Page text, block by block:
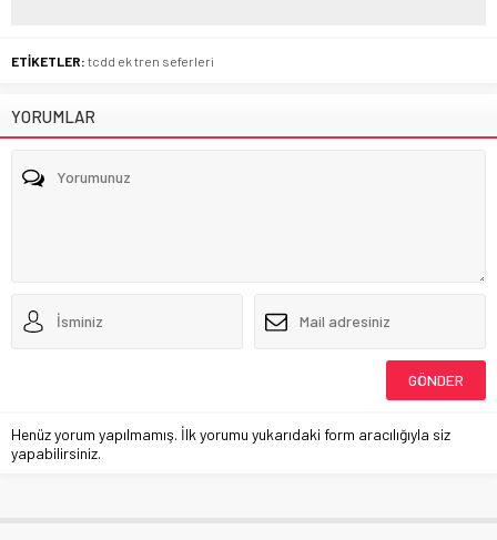
ETİKETLER: tcdd ek tren seferleri
YORUMLAR
Henüz yorum yapılmamış. İlk yorumu yukarıdaki form aracılığıyla siz
yapabilirsiniz.